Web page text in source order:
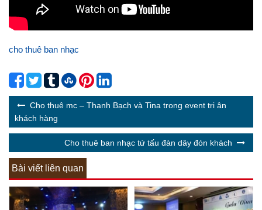
cho thuê ban nhạc
Cho thuê mc – Thanh Bạch và Tina trong event tri ân
khách hàng
Cho thuê ban nhạc tứ tấu đàn dây đón khách
Bài viết liên quan